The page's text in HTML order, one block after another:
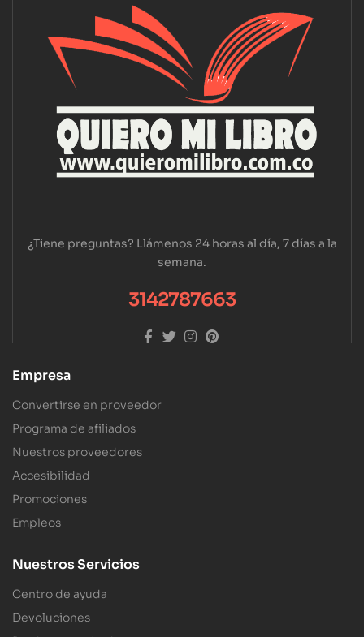
¿Tiene preguntas? Llámenos 24 horas al día, 7 días a la
semana.
3142787663
Empresa
Convertirse en proveedor
Programa de afiliados
Nuestros proveedores
Accesibilidad
Promociones
Empleos
Nuestros Servicios
Centro de ayuda
Devoluciones